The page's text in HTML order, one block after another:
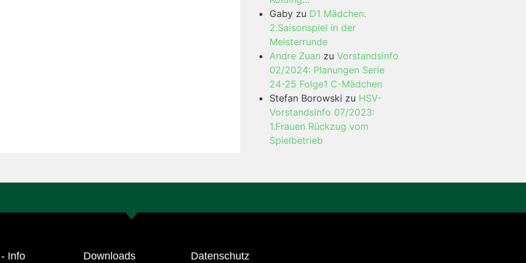
Gabyzu D1 Mädchen:
2.Saisonspiel in der
Meisterrunde
Andre Zuan zu Vorstandsinfo
02/2024: Planungen Serie
24-25 Folge1 C-Mädchen
Stefan Borowski zu HSV-
Vorstandsinfo 07/2023:
1.Frauen Rückzug vom
Spielbetrieb
Info Downloads Datenschutz